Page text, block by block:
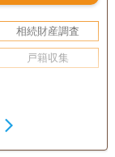
相続財産調査
戸籍収集